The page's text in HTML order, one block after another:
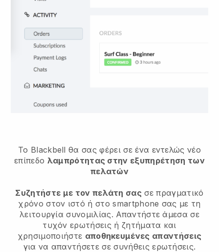
Το Blackbell θα σας φέρει σε ένα εντελώς νέο
επίπεδο λαμπρότητας στην εξυπηρέτηση των
πελατών
Συζητήστε με τον πελάτη σας σε πραγματικό
χρόνο στον ιστό ή στο smartphone σας με τη
λειτουργία συνομιλίας. Απαντήστε άμεσα σε
τυχόν ερωτήσεις ή ζητήματα και
χρησιμοποιήστε αποθηκευμένες απαντήσεις
για να απαντήσετε σε συνήθεις ερωτήσεις.